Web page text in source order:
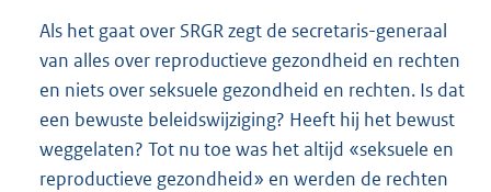
Als het gaat over SRGR zegt de secretaris-generaal
van alles over reproductieve gezondheid en rechten
en niets over seksuele gezondheid en rechten. Is dat
een bewuste beleidswijziging? Heeft hij het bewust
weggelaten? Tot nu toe was het altijd «seksuele en
reproductieve gezondheid» en werden de rechten